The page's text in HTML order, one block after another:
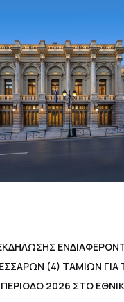
(4) ΤΑΜΙΩΝ ΓΙΑ
ΠΕΡΙΟΔΟ 2026 ΣΤΟ